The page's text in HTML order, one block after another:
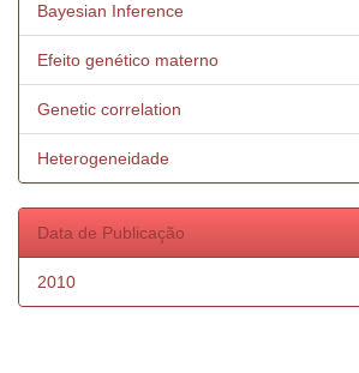
Bayesian Inference
Efeito genético materno
Genetic correlation
Heterogeneidade
Data de Publicação
2010